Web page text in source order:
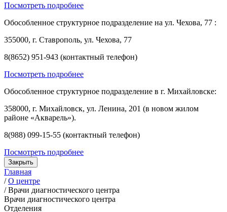
Посмотреть подробнее
Обособленное структурное подразделение на ул. Чехова, 77 :
355000, г. Ставрополь, ул. Чехова, 77
8(8652) 951-943 (контактный телефон)
Посмотреть подробнее
Обособленное структурное подразделение в г. Михайловске:
358000, г. Михайловск, ул. Ленина, 201 (в новом жилом
районе «Акварель»).
8(988) 099-15-55 (контактный телефон)
Посмотреть подробнее
Закрыть
Главная
/ О центре
/ Врачи диагностического центра
Врачи диагностического центра
Отделения